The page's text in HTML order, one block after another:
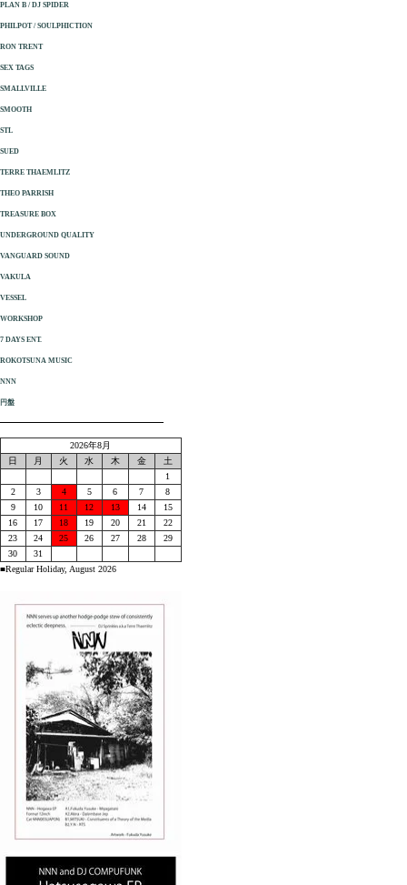
PLAN B / DJ SPIDER
PHILPOT / SOULPHICTION
RON TRENT
SEX TAGS
SMALLVILLE
SMOOTH
STL
SUED
TERRE THAEMLITZ
THEO PARRISH
TREASURE BOX
UNDERGROUND QUALITY
VANGUARD SOUND
VAKULA
VESSEL
WORKSHOP
7 DAYS ENT.
ROKOTSUNA MUSIC
NNN
円盤
2026年8月
日
月 火 水 木 金
土
1
2
3 4 5 6 7
8
9
10 11 12 13 14
15
16
17 18 19 20 21
22
23
24 25 26 27 28
29
30
31
■Regular Holiday, August 2026